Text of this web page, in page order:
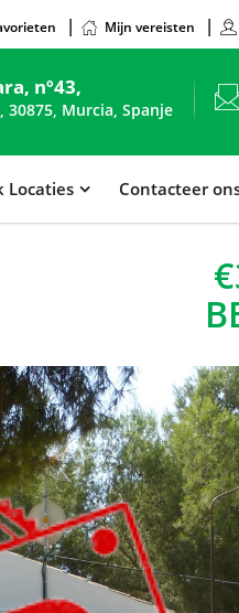
Mijn vereisten
nº43,
30875, Murcia, Spanje
Locaties Contacteer